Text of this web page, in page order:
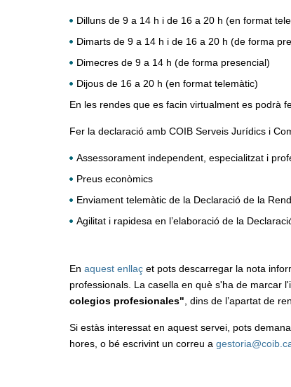
Dilluns de 9 a 14 h i de 16 a 20 h (en format
Dimarts de 9 a 14 h i de 16 a 20 h (de forma
Dimecres de 9 a 14 h (de forma presencial)
Dijous de 16 a 20 h (en format telemàtic)
En les rendes que es facin virtualment es podrà
Fer la declaració amb COIB Serveis Jurídics i
Assessorament independent, especialitzat i
Preus econòmics
Enviament telemàtic de la Declaració de la
Agilitat i rapidesa en l’elaboració de la
En aquest enllaç et pots descarregar la nota
professionals. La casella en què s'ha de marcar
colegios profesionales" , dins de l’apartat de
Si estàs interessat en aquest servei, pots
hores, o bé escrivint un correu a